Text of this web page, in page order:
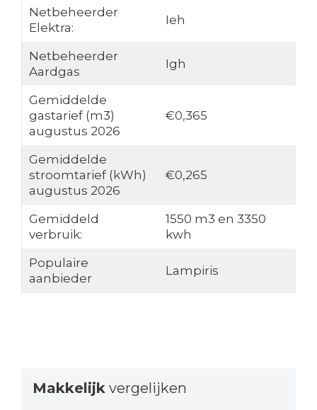
Netbeheerder
Elektra:
Ieh
Netbeheerder
Aardgas
Igh
Gemiddelde
gastarief (m3)
augustus 2026
€0,365
Gemiddelde
stroomtarief (kWh)
augustus 2026
€0,265
Gemiddeld
verbruik:
1550 m3 en 3350
kwh
Populaire
aanbieder
Lampiris
Makkelijk vergelijken